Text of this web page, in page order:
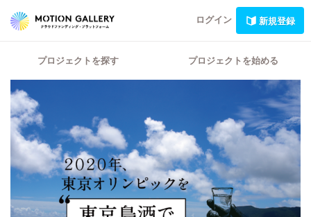
ログイン 新規登録
プロジェクトを探す プロジェクトを始める